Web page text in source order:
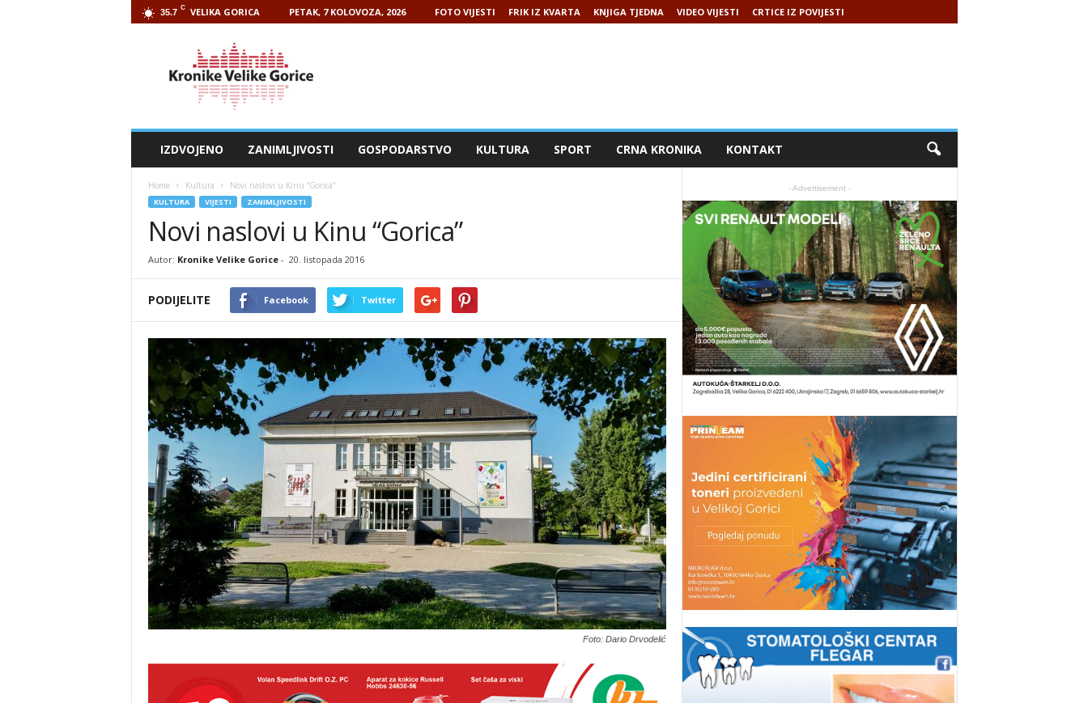
35.7 C VELIKA GORICA PETAK, 7 KOLOVOZA, 2026 FOTO VIJESTI FRIK IZ KVARTA KNJIGA TJEDNA VIDEO VIJESTI CRTICE IZ POVIJESTI
IZDVOJENO ZANIMLJIVOSTI GOSPODARSTVO KULTURA SPORT CRNA KRONIKA KONTAKT
Home Kultura Novi naslovi u Kinu “Gorica”
KULTURA VIJESTI ZANIMLJIVOSTI
Novi naslovi u Kinu “Gorica”
Autor: Kronike Velike Gorice- 20. listopada 2016
PODIJELITE Facebook Twitter
Foto: Dario Drvodelić
- Advertisement -